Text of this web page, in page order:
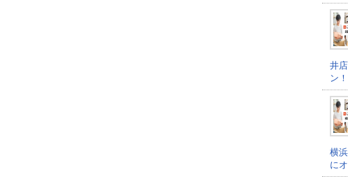
井
ン！
横
に